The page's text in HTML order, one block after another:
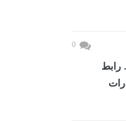
0
الجامعات 2026.. رابط